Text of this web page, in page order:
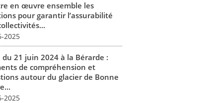
en œuvre ensemble les
pour garantir l’assurabilité
2025
du 21 juin 2024 à la Bérarde :
de compréhension et
autour du glacier de Bonne
2025